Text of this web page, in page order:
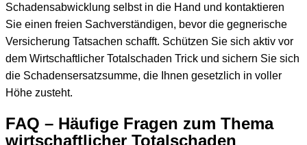
Schadensabwicklung selbst in die Hand und kontaktieren
Sie einen freien Sachverständigen, bevor die gegnerische
Versicherung Tatsachen schafft. Schützen Sie sich aktiv vor
dem Wirtschaftlicher Totalschaden Trick und sichern Sie sich
die Schadensersatzsumme, die Ihnen gesetzlich in voller
Höhe zusteht.
FAQ – Häufige Fragen zum Thema
wirtschaftlicher Totalschaden